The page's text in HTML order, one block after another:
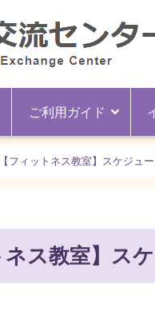
ご利用ガイド
フィットネス教室】スケジュ
ス教室】ス